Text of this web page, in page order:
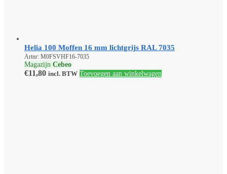
Helia 100 Moffen 16 mm lichtgrijs RAL 7035
Artnr: M0FSVHF16-7035
Magazijn Cebeo
€11,80 incl. BTW Toevoegen aan winkelwagen